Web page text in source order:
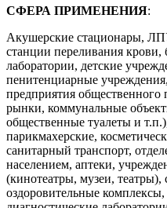
СФЕРА ПРИМЕНЕНИЯ:
Акушерские стационары,
станции переливания крови,
лаборатории, детские
пенитенциарные
предприятия общественного
рынки, коммунальные
общественные туалеты и
парикмахерские,
санитарный транспорт,
населением, аптеки,
(кинотеатры, музеи,
оздоровительные